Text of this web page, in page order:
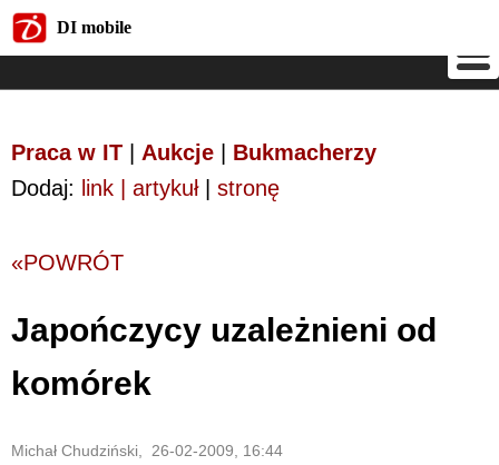
DI mobile
Praca w IT Aukcje
Bukmacherzy
Dodaj: link | artykuł| stronę
«POWRÓT
Japończycy uzależnieni od
komórek
Michał Chudziński, 26-02-2009, 16:44
DI mobile